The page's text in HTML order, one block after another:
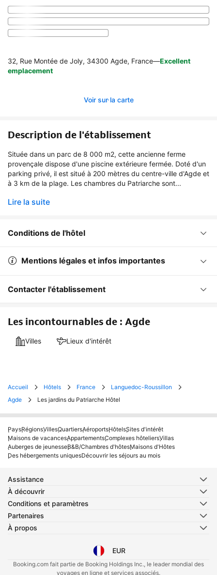
32, Rue Montée de Joly, 34300 Agde, France—Excellent
emplacement
Voir sur la carte
Description de l'établissement
Située dans un parc de 8 000 m2, cette ancienne ferme
provençale dispose d'une piscine extérieure fermée. Doté d'un
parking privé, il est situé à 200 mètres du centre-ville d'Agde et
à 3 km de la plage. Les chambres du Patriarche sont...
Lire la suite
Conditions de l'hôtel
Mentions légales et infos importantes
Contacter l'établissement
Les incontournables de : Agde
Villes Lieux d'intérêt
Accueil Hôtels France
Languedoc-Roussillon
Agde
Les jardins du Patriarche Hôtel
PaysRégionsVillesQuartiersAéroportsHôtelsSites d'intérêt
Maisons de vacancesAppartementsComplexes hôteliersVillas
Auberges de jeunesseB&B/Chambres d'hôtesMaisons d'Hôtes
Des hébergements uniquesDécouvrir les séjours au mois
Assistance
À découvrir
Conditions et paramètres
Partenaires
À propos
Sélectionnez votre langue
EUR
Sélectionnez votre devise
Booking.com fait partie de Booking Holdings Inc., le leader mondial des
voyages en ligne et services associés.